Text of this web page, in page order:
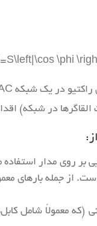
در شبکه)
بر روی مدار
از جمله بارهای
(که معمولاً شامل